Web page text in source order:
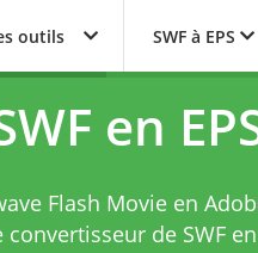
outils SWF à EPS
en
Flash Movie en
convertisseur de SWF en